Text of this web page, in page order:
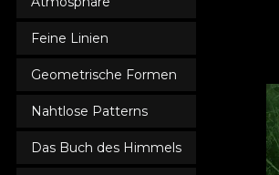
Feine Linien
Geometrische Formen
Nahtlose Patterns
Das Buch des Himmels